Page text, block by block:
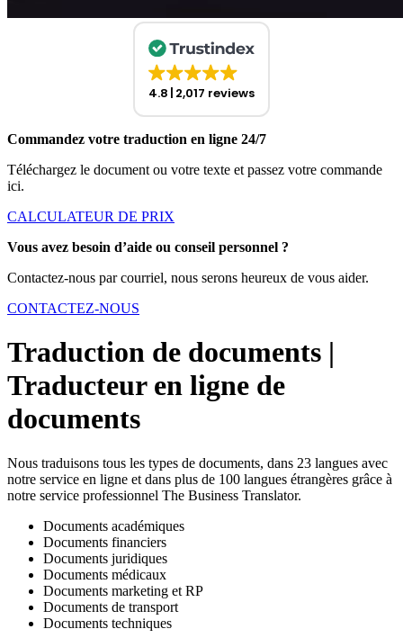
4.8 2,017 reviews
Commandez votre traduction en ligne 24/7
Téléchargez le document ou votre texte et passez votre commande
ici.
CALCULATEUR DE PRIX
Vous avez besoin d’aide ou conseil personnel ?
Contactez-nous par courriel, nous serons heureux de vous aider.
CONTACTEZ-NOUS
Traduction de documents |
Traducteur en ligne de
documents
Nous traduisons tous les types de documents, dans 23 langues avec
notre service en ligne et dans plus de 100 langues étrangères grâce à
notre service professionnel The Business Translator.
Documents académiques
Documents financiers
Documents juridiques
Documents médicaux
Documents marketing et RP
Documents de transport
Documents techniques